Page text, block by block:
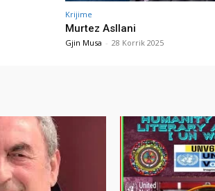
Krijime
Murtez Asllani
Gjin Musa - 28 Korrik 2025